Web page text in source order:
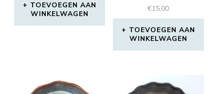
TOEVOEGEN AAN
WINKELWAGEN
€15,00
TOEVOEGEN AAN
WINKELWAGEN